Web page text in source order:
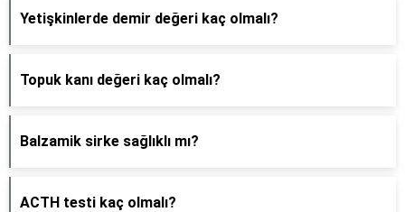
Yetişkinlerde demir değeri kaç olmalı?
Topuk kanı değeri kaç olmalı?
Balzamik sirke sağlıklı mı?
ACTH testi kaç olmalı?